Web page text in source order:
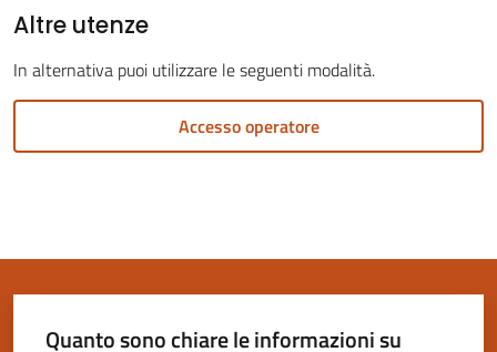
on-
gli
Altre utenze
In alternativa puoi utilizzare le seguenti modalità.
Accesso operatore
Quanto sono chiare le informazioni su